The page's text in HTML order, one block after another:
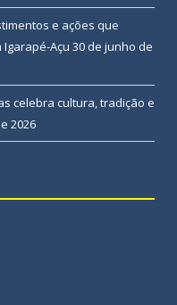
e ações que
Açu 30 de junho de
celebra cultura, tradição e
2026